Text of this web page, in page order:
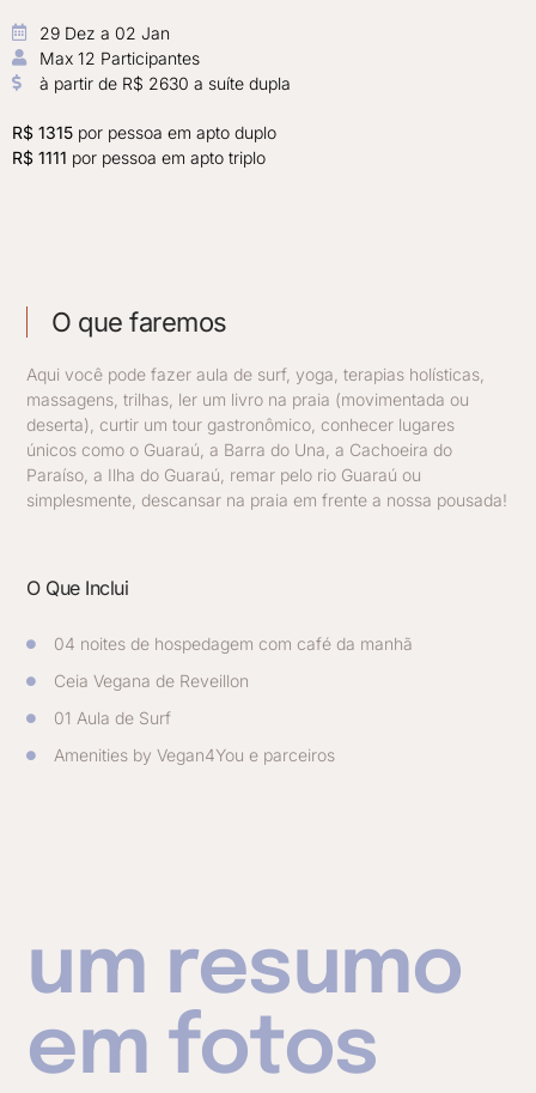
29 Dez a 02 Jan
Max 12 Participantes ​
à partir de R$ 2630 a suíte dupla
R$ 1315 por pessoa em apto duplo
R$ 1111 por pessoa em apto triplo
O que faremos
Aqui você pode fazer aula de surf, yoga, terapias holísticas,
massagens, trilhas, ler um livro na praia (movimentada ou
deserta), curtir um tour gastronômico, conhecer lugares
únicos como o Guaraú, a Barra do Una, a Cachoeira do
Paraíso, a Ilha do Guaraú, remar pelo rio Guaraú ou
simplesmente, descansar na praia em frente a nossa pousada!
O Que Inclui
04 noites de hospedagem com café da manhã
Ceia Vegana de Reveillon
01 Aula de Surf
Amenities by Vegan4You e parceiros
um resumo
em fotos